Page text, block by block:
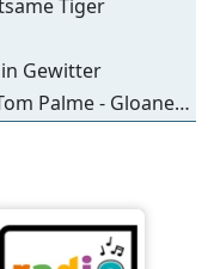
Tiger
Gewitter
- Gloaner Koala